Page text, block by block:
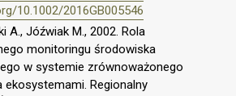
10.1002/2016GB005546
A., Jóźwiak M., 2002. Rola
monitoringu środowiska
w systemie zrównoważonego
ekosystemami. Regionalny